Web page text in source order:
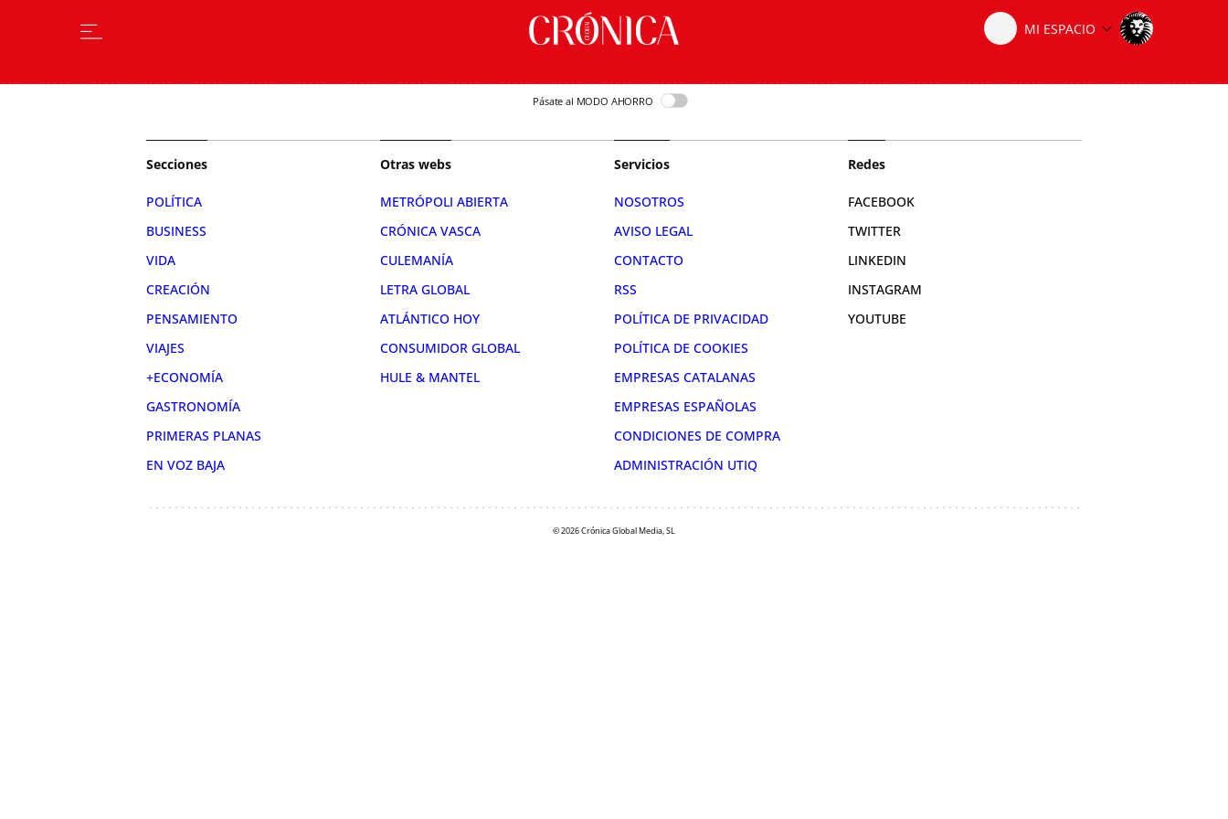
Pásate al MODO AHORRO
Secciones
POLÍTICA
BUSINESS
VIDA
CREACIÓN
PENSAMIENTO
VIAJES
+ECONOMÍA
GASTRONOMÍA
PRIMERAS PLANAS
EN VOZ BAJA
Otras webs
METRÓPOLI ABIERTA
CRÓNICA VASCA
CULEMANÍA
LETRA GLOBAL
ATLÁNTICO HOY
CONSUMIDOR GLOBAL
HULE & MANTEL
Servicios
NOSOTROS
AVISO LEGAL
CONTACTO
RSS
POLÍTICA DE PRIVACIDAD
POLÍTICA DE COOKIES
EMPRESAS CATALANAS
EMPRESAS ESPAÑOLAS
CONDICIONES DE COMPRA
ADMINISTRACIÓN UTIQ
Redes
FACEBOOK
TWITTER
LINKEDIN
INSTAGRAM
YOUTUBE
© 2026 Crónica Global Media, SL